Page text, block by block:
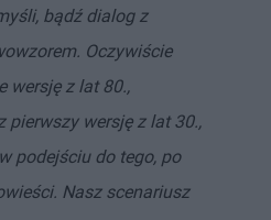
bądź dialog z
Oczywiście
wersję z lat 80.,
pierwszy wersję z lat 30.,
podejściu do tego, po
Nasz scenariusz